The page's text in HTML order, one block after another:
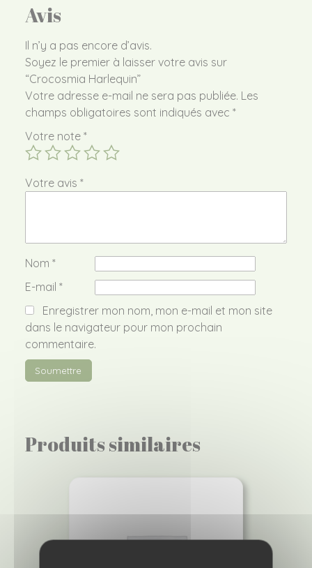
Avis
Il n’y a pas encore d’avis.
Soyez le premier à laisser votre avis sur
“Crocosmia Harlequin”
Votre adresse e-mail ne sera pas publiée. Les
champs obligatoires sont indiqués avec *
Votre note *
Votre avis *
Nom *
E-mail *
Enregistrer mon nom, mon e-mail et mon site
dans le navigateur pour mon prochain
commentaire.
Produits similaires